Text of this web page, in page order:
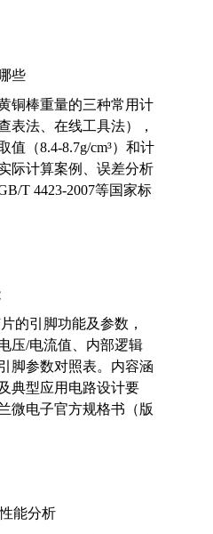
些
铜棒重量的三种常用计
表法、在线工具法），
值（8.4-8.7g/cm³）和计
际计算案例、误差分析
T 4423-2007等国家标
的引脚功能及参数，
压/电流值、内部逻辑
脚参数对照表。内容涵
典型应用电路设计要
微电子官方规格书（版
能分析